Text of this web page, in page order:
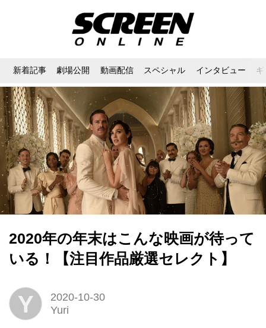
新着記事 劇場公開 動画配信 スペシャル インタビュー
2020年の年末はこんな映画が待って
いる！【注目作品厳選セレクト】
Y
2020-10-30
Yuri